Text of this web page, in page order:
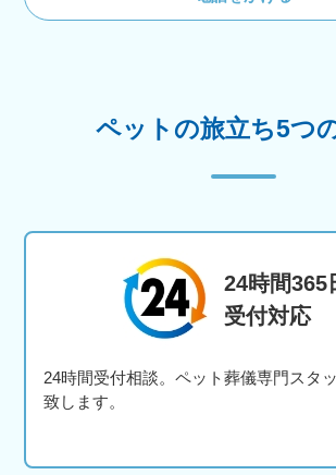
ペットの旅立ち5つ
24時間365
受付対応
24時間受付相談。ペット葬儀専門スタ
致します。